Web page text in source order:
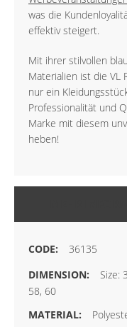
was die
effektiv steigert.
Mit ihrer stilvollen
Materialien ist die VL
nur ein
Professionalität und
Marke mit diesem
heben!
36135
Size:
58, 60